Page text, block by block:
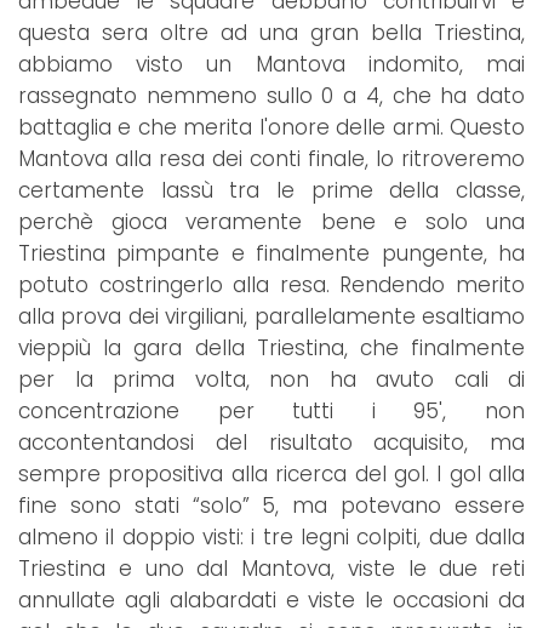
questa sera oltre ad una gran bella Triestina,
abbiamo visto un Mantova indomito, mai
rassegnato nemmeno sullo 0 a 4, che ha dato
battaglia e che merita l'onore delle armi. Questo
Mantova alla resa dei conti finale, lo ritroveremo
certamente lassù tra le prime della classe,
perchè gioca veramente bene e solo una
Triestina pimpante e finalmente pungente, ha
potuto costringerlo alla resa. Rendendo merito
alla prova dei virgiliani, parallelamente esaltiamo
vieppiù la gara della Triestina, che finalmente
per la prima volta, non ha avuto cali di
concentrazione per tutti i 95', non
accontentandosi del risultato acquisito, ma
sempre propositiva alla ricerca del gol. I gol alla
fine sono stati “solo” 5, ma potevano essere
almeno il doppio visti: i tre legni colpiti, due dalla
Triestina e uno dal Mantova, viste le due reti
annullate agli alabardati e viste le occasioni da